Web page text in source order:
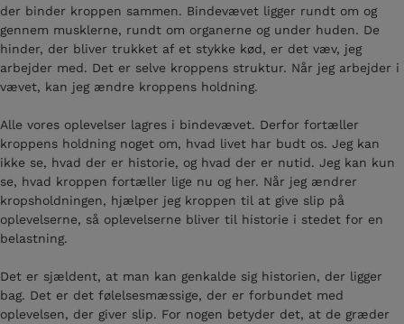
der binder kroppen sammen. Bindevævet ligger rundt om og
gennem musklerne, rundt om organerne og under huden. De
hinder, der bliver trukket af et stykke kød, er det væv, jeg
arbejder med. Det er selve kroppens struktur. Når jeg arbejder i
vævet, kan jeg ændre kroppens holdning.
Alle vores oplevelser lagres i bindevævet. Derfor fortæller
kroppens holdning noget om, hvad livet har budt os. Jeg kan
ikke se, hvad der er historie, og hvad der er nutid. Jeg kan kun
se, hvad kroppen fortæller lige nu og her. Når jeg ændrer
kropsholdningen, hjælper jeg kroppen til at give slip på
oplevelserne, så oplevelserne bliver til historie i stedet for en
belastning.
Det er sjældent, at man kan genkalde sig historien, der ligger
bag. Det er det følelsesmæssige, der er forbundet med
oplevelsen, der giver slip. For nogen betyder det, at de græder